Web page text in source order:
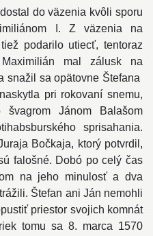
do väzenia kvôli sporu
I. Z väzenia na
podarilo utiecť, tentoraz
mal zálusk na
snažil sa opätovne Štefana
pri rokovaní snemu,
Jánom Balašom
sprisahania.
Bočkaja, ktorý potvrdil,
falošné. Dobó po celý čas
na jeho minulosť a dva
Štefan ani Ján nemohli
priestor svojich komnát
tomu sa 8. marca 1570